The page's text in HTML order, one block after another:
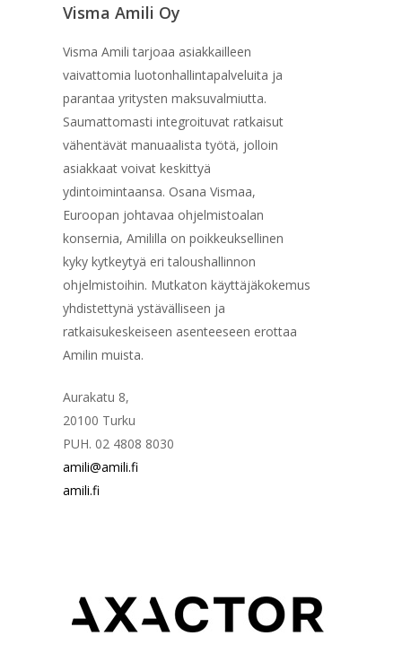
Visma Amili Oy
Visma Amili tarjoaa asiakkailleen
vaivattomia luotonhallintapalveluita ja
parantaa yritysten maksuvalmiutta.
Saumattomasti integroituvat ratkaisut
vähentävät manuaalista työtä, jolloin
asiakkaat voivat keskittyä
ydintoimintaansa. Osana Vismaa,
Euroopan johtavaa ohjelmistoalan
konsernia, Amililla on poikkeuksellinen
kyky kytkeytyä eri taloushallinnon
ohjelmistoihin. Mutkaton käyttäjäkokemus
yhdistettynä ystävälliseen ja
ratkaisukeskeiseen asenteeseen erottaa
Amilin muista.
Aurakatu 8,
​20100 Turku
PUH. 02 4808 8030
amili@amili.fi
amili.fi